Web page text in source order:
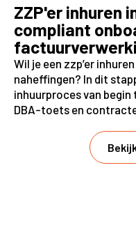
ZZP'er inhuren
compliant
Wil je een zzp’er
naheffingen? In dit
inhuurproces van
DBA-toets en